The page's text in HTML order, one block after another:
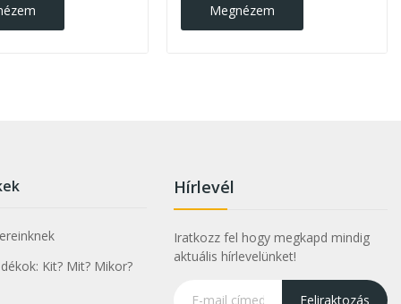
Megnézem
Kit? Mit? Mikor?
Hírlevél
Iratkozz fel hogy megkapd mindig
aktuális hírlevelünket!
Feliraktozás